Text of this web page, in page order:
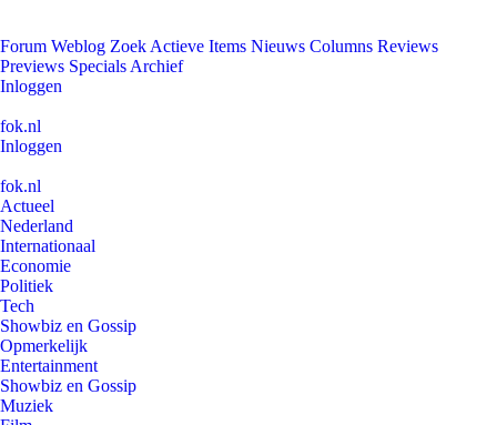
Forum Weblog Zoek Actieve Items Nieuws Columns Reviews
Previews Specials Archief
Inloggen
fok.nl
Inloggen
fok.nl
Actueel
Nederland
Internationaal
Economie
Politiek
Tech
Showbiz en Gossip
Opmerkelijk
Entertainment
Showbiz en Gossip
Muziek